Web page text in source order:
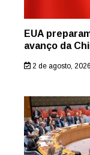
EUA
avanço da
2 de agosto, 2026